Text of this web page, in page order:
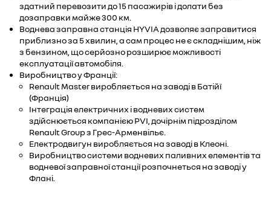
здатний перевозити до 15 пасажирів і долати без
дозаправки майже 300 км.
Воднева заправна станція HYVIA дозволяє заправитися
приблизно за 5 хвилин, а сам процес не є складнішим, ніж
з бензином, що серйозно розширює можливості
експлуатації автомобіля.
Виробництво у Франції:
Renault Master виробляється на заводі в Батійї
(Франція)
Інтеграція електричних і водневих систем
здійснюється компанією PVI, дочірнім підрозділом
Renault Group з Грес-Арменвільє.
Електродвигун виробляється на заводі в Клеоні.
Виробництво системи водневих паливних елементів та
водневої заправної станції розпочнеться на заводі у
Флані.